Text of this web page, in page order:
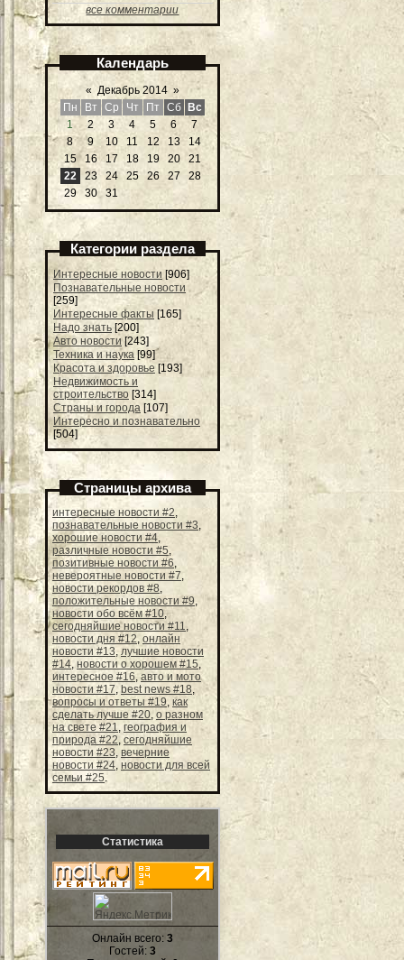
все комментарии
Календарь
« Декабрь 2014 »
Пн
Вт Ср Чт Пт Сб Вс
1
2 3 4 5 6
7
8
9 10 11 12 13
14
15
16 17 18 19 20
21
22
23 24 25 26 27
28
29
30 31
Категории раздела
Интересные новости [906]
Познавательные новости
[259]
Интересные факты [165]
Надо знать [200]
Авто новости [243]
Техника и наука [99]
Красота и здоровье [193]
Недвижимость и
строительство [314]
Страны и города [107]
Интересно и познавательно
[504]
Страницы архива
интересные новости #2
познавательные новости #3
хорошие новости #4
различные новости #5
позитивные новости #6
невероятные новости #7
новости рекордов #8
положительные новости #9
новости обо всём #10
сегодняйшие новости #11
новости дня #12 онлайн
новости #13 лучшие новости
#14 новости о хорошем #15
интересное #16 авто и мото
новости #17 best news #18
вопросы и ответы #19 как
сделать лучше #20 о разном
на свете #21 ,география и
природа #22 сегодняйшие
новости #23 вечерние
новости #24 новости для всей
семьи #25
Статистика
Онлайн всего: 3
Гостей: 3